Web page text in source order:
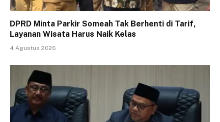
DPRD Minta Parkir Someah Tak Berhenti di Tarif,
Layanan Wisata Harus Naik Kelas
4 Agustus 2026